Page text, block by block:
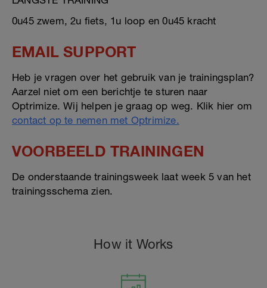
0u45 zwem, 2u fiets, 1u loop en 0u45 kracht
EMAIL SUPPORT
Heb je vragen over het gebruik van je trainingsplan?
Aarzel niet om een berichtje te sturen naar
Optrimize. Wij helpen je graag op weg. Klik hier om
contact op te nemen met Optrimize.
VOORBEELD TRAININGEN
De onderstaande trainingsweek laat week 5 van het
trainingsschema zien.
How it Works